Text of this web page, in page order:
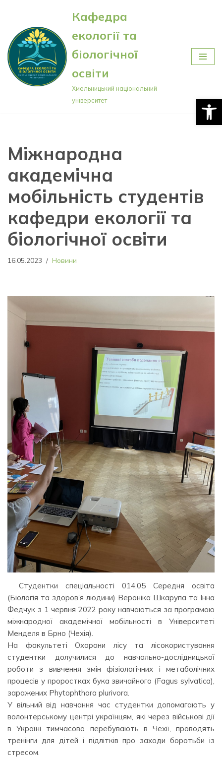
Перейти
до
вмісту
Кафедра
екології та
біологічної
освіти
Хмельницький національний
університет
Міжнародна
академічна
мобільність студентів
кафедри екології та
біологічної освіти
16.05.2023 Новини
Студентки спеціальності 014.05 Середня освіта
(Біологія та здоров’я людини) Вероніка Шкарупа та Інна
Федчук з 1 червня 2022 року навчаються за програмою
міжнародної академічної мобільності в Університеті
Менделя в Брно (Чехія).
На факультеті Охорони лісу та лісокористування
студентки долучилися до навчально-дослідницької
роботи з вивчення змін фізіологічних і метаболічних
процесів у проростках бука звичайного (Fagus sylvatica),
заражених Phytophthora plurivora.
У вільний від навчання час студентки допомагають у
волонтерському центрі українцям, які через військові дії
в Україні тимчасово перебувають в Чехії, проводять
тренінги для дітей і підлітків про заходи боротьби із
стресом.